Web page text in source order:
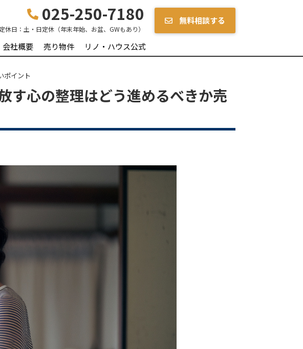
025-250-7180
定休日： 土・日定休（年末年始、お盆、GWもあり）
無料相談する
会社概要 売り物件 リノ・ハウス公式
ポイント
す心の整理はどう進めるべきか売